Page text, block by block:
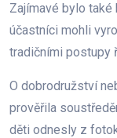
Zajímavé bylo
účastníci mohli
tradičními postupy
O dobrodružství
prověřila
děti odnesly z